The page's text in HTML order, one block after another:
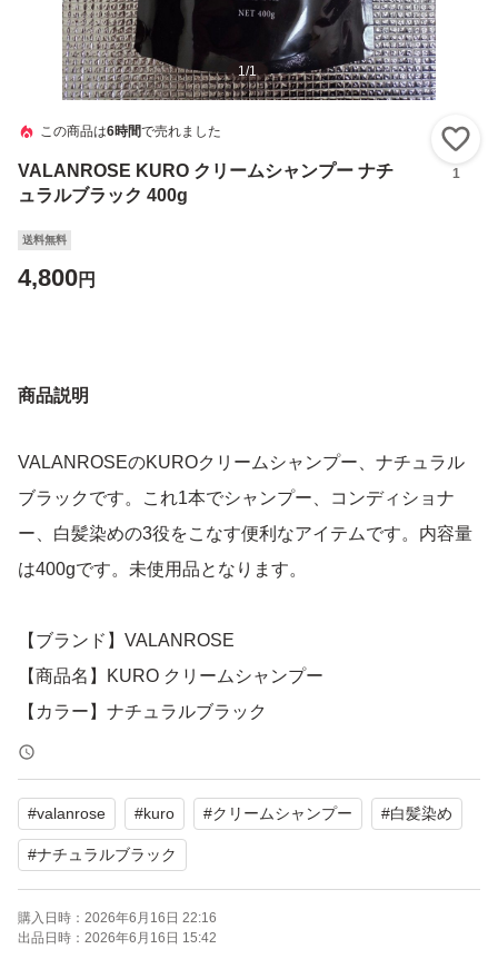
1/1
この商品は6時間で売れました
VALANROSE KURO クリームシャンプー ナチ
ュラルブラック 400g
1
送料無料
4,800円
商品説明
VALANROSEのKUROクリームシャンプー、ナチュラル
ブラックです。これ1本でシャンプー、コンディショナ
ー、白髪染めの3役をこなす便利なアイテムです。内容量
は400gです。未使用品となります。
【ブランド】VALANROSE
【商品名】KURO クリームシャンプー
【カラー】ナチュラルブラック
【内容量】400g
【状態】未使用
よろしくお願いいたします。
バランローズ KUROクリームシャンプー ナチュラルブラ
#valanrose #kuro #クリームシャンプー #白髪染め
#ナチュラルブラック
購入日時： 2026年6月16日 22:16
出品日時： 2026年6月16日 15:42